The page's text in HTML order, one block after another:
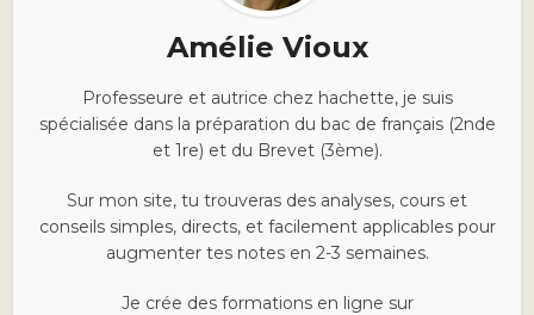
Amélie Vioux
Professeure et autrice chez hachette, je suis
spécialisée dans la préparation du bac de français (2nde
et 1re) et du Brevet (3ème).
Sur mon site, tu trouveras des analyses, cours et
conseils simples, directs, et facilement applicables pour
augmenter tes notes en 2-3 semaines.
Je crée des formations en ligne sur